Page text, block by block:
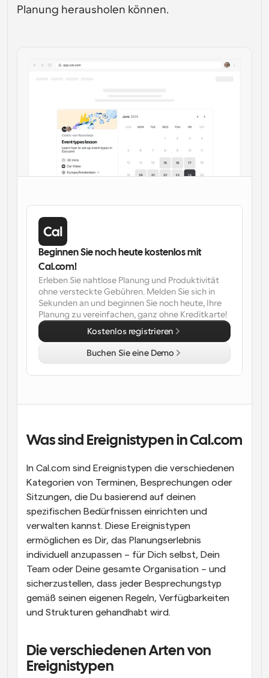
HR
Einbetten
Vereinbaren Sie mühelos Freizeit
Zahlungen für Buchungen akzeptieren
Arbeitsabläufe
Automatisieren Sie die Planung und Erinnerungen
Blog
Sofortige Besprechungen
Treffen Sie sich in wenigen Minuten mit Kunden
Dynamische Gruppenlinks
Nahtlos Meetings mit mehreren Personen buchen
Webhooks
Erhalten Sie eine Benachrichtigung, wenn etwas
Planung herausholen können.
Was sind Ereignistypen in Cal.com
In Cal.com sind Ereignistypen die verschiedenen
Kategorien von Terminen, Besprechungen oder
Sitzungen, die Du basierend auf deinen
spezifischen Bedürfnissen einrichten und
verwalten kannst. Diese Ereignistypen
ermöglichen es Dir, das Planungserlebnis
individuell anzupassen – für Dich selbst, Dein
Team oder Deine gesamte Organisation – und
sicherzustellen, dass jeder Besprechungstyp
gemäß seinen eigenen Regeln, Verfügbarkeiten
und Strukturen gehandhabt wird.
Die verschiedenen Arten von
Ereignistypen
Beginnen Sie noch heute kostenlos mit
Cal.com!
Erleben Sie nahtlose Planung und Produktivität
ohne versteckte Gebühren. Melden Sie sich in
Sekunden an und beginnen Sie noch heute, Ihre
Planung zu vereinfachen, ganz ohne Kreditkarte!
Kostenlos registrieren
Buchen Sie eine Demo